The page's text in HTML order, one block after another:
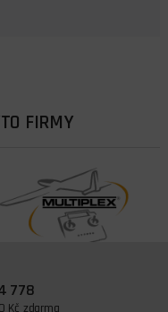
FIRMY
778
Kč zdarma